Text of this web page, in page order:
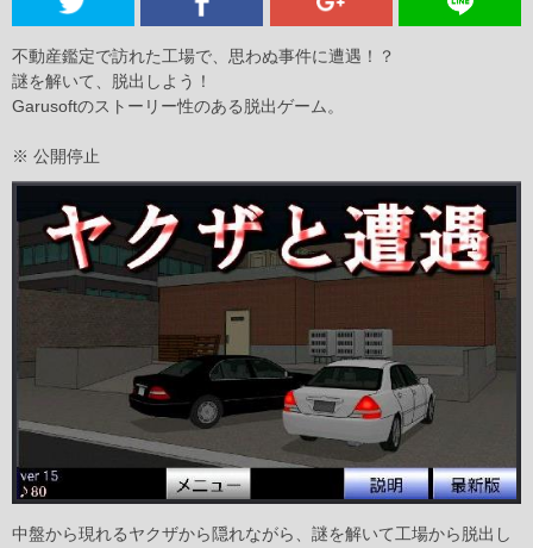
不動産鑑定で訪れた工場で、思わぬ事件に遭遇！？
謎を解いて、脱出しよう！
Garusoftのストーリー性のある脱出ゲーム。
※ 公開停止
中盤から現れるヤクザから隠れながら、謎を解いて工場から脱出し